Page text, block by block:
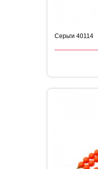
Cерьги 40114